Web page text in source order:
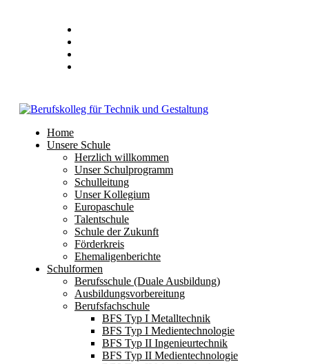
Home
Unsere Schule
Herzlich willkommen
Unser Schulprogramm
Schulleitung
Unser Kollegium
Europaschule
Talentschule
Schule der Zukunft
Förderkreis
Ehemaligenberichte
Schulformen
Berufsschule (Duale Ausbildung)
Ausbildungsvorbereitung
Berufsfachschule
BFS Typ I Metalltechnik
BFS Typ I Medientechnologie
BFS Typ II Ingenieurtechnik
BFS Typ II Medientechnologie